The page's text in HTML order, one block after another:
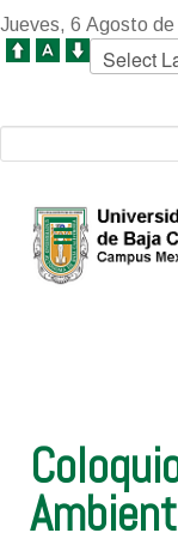
Jueves, 6 Agosto de